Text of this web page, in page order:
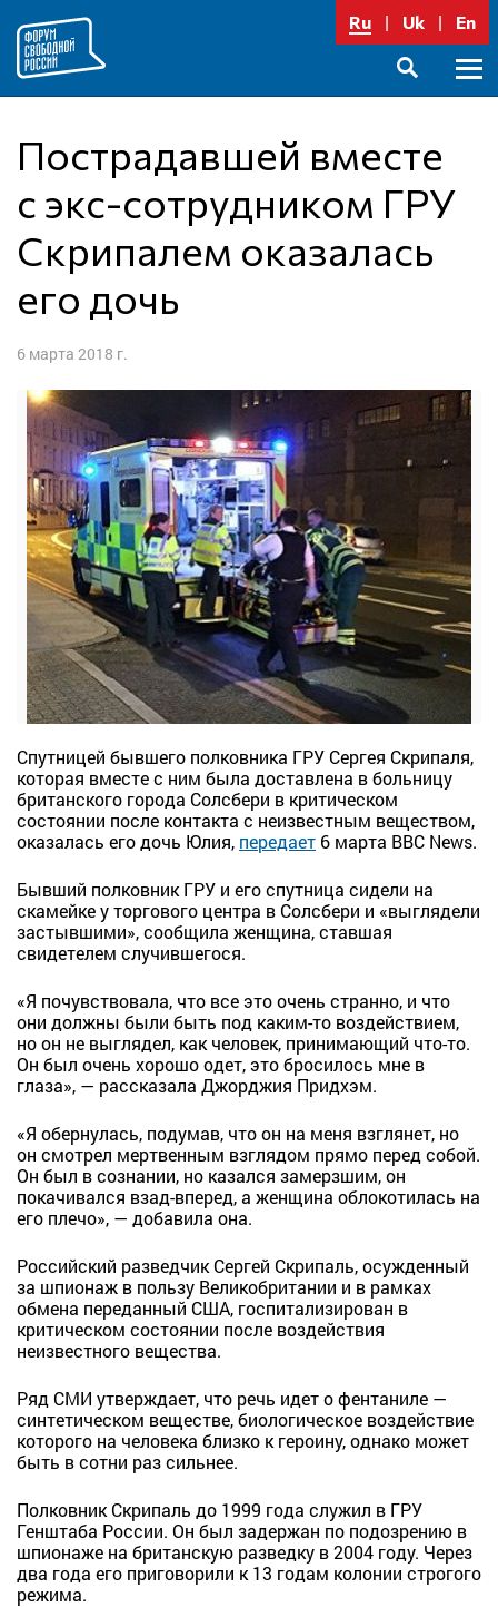
содержимому
Ru Uk En
Пострадавшей вместе
с экс-сотрудником ГРУ
Скрипалем оказалась
его дочь
6 марта 2018 г.
Спутницей бывшего полковника ГРУ Сергея Скрипаля,
которая вместе с ним была доставлена в больницу
британского города Солсбери в критическом
состоянии после контакта с неизвестным веществом,
оказалась его дочь Юлия, передает 6 марта BBC News.
Бывший полковник ГРУ и его спутница сидели на
скамейке у торгового центра в Солсбери и «выглядели
застывшими», сообщила женщина, ставшая
свидетелем случившегося.
«Я почувствовала, что все это очень странно, и что
они должны были быть под каким-то воздействием,
но он не выглядел, как человек, принимающий что-то.
Он был очень хорошо одет, это бросилось мне в
глаза», — рассказала Джорджия Придхэм.
«Я обернулась, подумав, что он на меня взглянет, но
он смотрел мертвенным взглядом прямо перед собой.
Он был в сознании, но казался замерзшим, он
покачивался взад-вперед, а женщина облокотилась на
его плечо», — добавила она.
Российский разведчик Сергей Скрипаль, осужденный
за шпионаж в пользу Великобритании и в рамках
обмена переданный США, госпитализирован в
критическом состоянии после воздействия
неизвестного вещества.
Ряд СМИ утверждает, что речь идет о фентаниле —
синтетическом веществе, биологическое воздействие
которого на человека близко к героину, однако может
быть в сотни раз сильнее.
Полковник Скрипаль до 1999 года служил в ГРУ
Генштаба России. Он был задержан по подозрению в
шпионаже на британскую разведку в 2004 году. Через
два года его приговорили к 13 годам колонии строгого
режима.